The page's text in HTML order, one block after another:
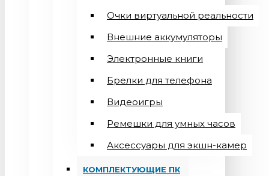
Очки виртуальной реальности
Внешние аккумуляторы
Электронные книги
Брелки для телефона
Видеоигры
Ремешки для умных часов
Аксессуары для экшн-камер
КОМПЛЕКТУЮЩИЕ ПК